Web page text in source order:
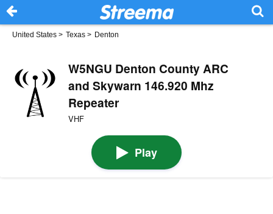
United States > Texas > Denton
W5NGU Denton County ARC
and Skywarn 146.920 Mhz
Repeater
VHF
Play